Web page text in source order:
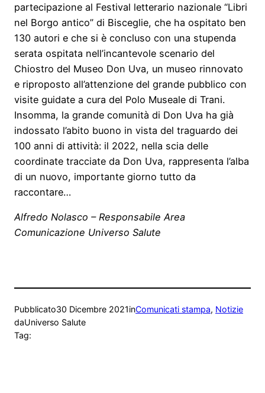
partecipazione al Festival letterario nazionale “Libri
nel Borgo antico” di Bisceglie, che ha ospitato ben
130 autori e che si è concluso con una stupenda
serata ospitata nell’incantevole scenario del
Chiostro del Museo Don Uva, un museo rinnovato
e riproposto all’attenzione del grande pubblico con
visite guidate a cura del Polo Museale di Trani.
Insomma, la grande comunità di Don Uva ha già
indossato l’abito buono in vista del traguardo dei
100 anni di attività: il 2022, nella scia delle
coordinate tracciate da Don Uva, rappresenta l’alba
di un nuovo, importante giorno tutto da
raccontare…
Alfredo Nolasco – Responsabile Area
Comunicazione Universo Salute
Pubblicato30 Dicembre 2021inComunicati stampa, Notizie
daUniverso Salute
Tag: